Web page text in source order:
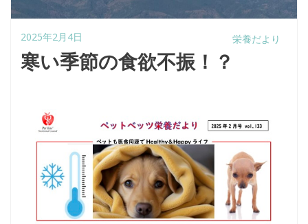
栄養だより
2025年2月4日
寒い季節の食欲不振！？